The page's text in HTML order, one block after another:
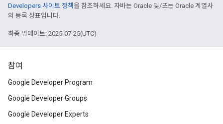
Developers 사이트 정책을 참조하세요. 자바는 Oracle 및/또는 Oracle 계열사
의 등록 상표입니다.
최종 업데이트: 2025-07-25(UTC)
참여
Google Developer Program
Google Developer Groups
Google Developer Experts